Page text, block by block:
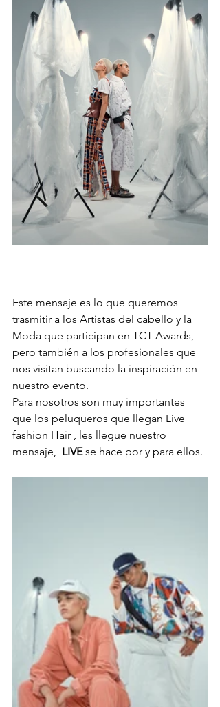
Este mensaje es lo que queremos
trasmitir a los Artistas del cabello y la
Moda que participan en TCT Awards,
pero también a los profesionales que
nos visitan buscando la inspiración en
nuestro evento.
Para nosotros son muy importantes
que los peluqueros que llegan Live
fashion Hair , les llegue nuestro
mensaje, LIVE se hace por y para ellos.